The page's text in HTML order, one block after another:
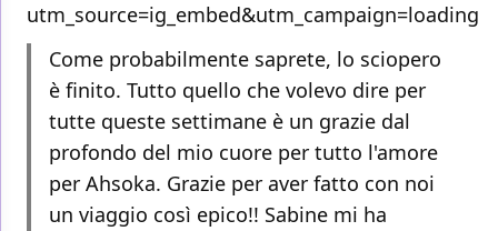
utm_source=ig_embed&utm_campaign=loading
Come probabilmente saprete, lo sciopero
è finito. Tutto quello che volevo dire per
tutte queste settimane è un grazie dal
profondo del mio cuore per tutto l'amore
per Ahsoka. Grazie per aver fatto con noi
un viaggio così epico!! Sabine mi ha